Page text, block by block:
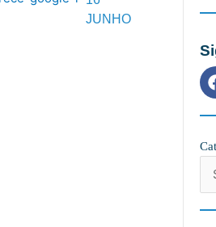
JUNHO
b